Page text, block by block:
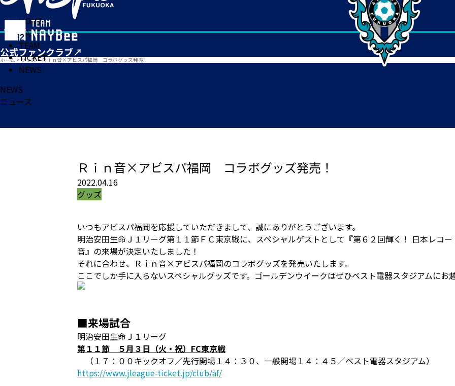
HOME
MATCH
TEAM
TICKET
NEWS
ホーム > グッズ>Ｒｉｎ音×アビスパ福岡 コラボグッズ発売！
NEWS
ニュース
Ｒｉｎ音×アビスパ福岡 コラボグッズ発売！
2022.04.16
グッズ
いつもアビスパ福岡を応援していただきまして、誠にありがとうございます。
明治安田生命Ｊ１リーグ第１１節ＦＣ東京戦に、スペシャルゲストとして『第６２回輝く！ 日本レコ
音』の来場が決定いたしました！
それに合わせ、Ｒｉｎ音×アビスパ福岡のコラボグッズを発売いたします。
ここでしか手に入らないスペシャルグッズです。ゴールデンウイークはぜひベスト電器スタジアムにお
■来場試合
明治安田生命Ｊ１リーグ
第１１節 ５月３日（火・祝）FC東京戦
（１７：００キックオフ／先行開場１４：３０、一般開場１４：４５／ベスト電器スタジアム）
https://www.jleague-ticket.jp/club/af/